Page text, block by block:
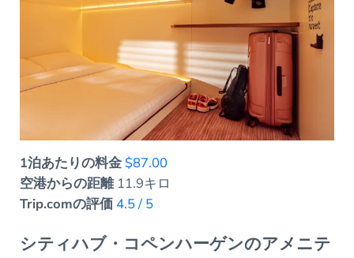
1泊あたりの料金 $87.00
空港からの距離11.9キロ
Trip.comの評価 4.5 / 5
シティハブ・コペンハーゲンのアメニテ